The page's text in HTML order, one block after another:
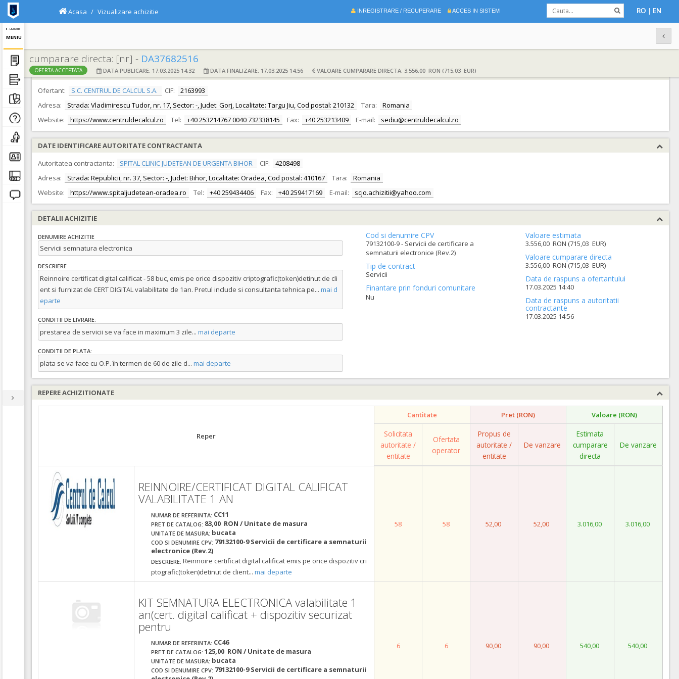
E - LICITATIE
MENIU
INREGISTRARE / RECUPERARE ACCES IN SISTEM RO | EN
Acasa Vizualizare achizitie
cumparare directa: [nr] - DA37682516
OFERTA ACCEPTATA DATA PUBLICARE: 17.03.2025 14:32 DATA FINALIZARE: 17.03.2025 14:56 VALOARE CUMPARARE DIRECTA: 3.556,00 RON (715,03 EUR)
DATE IDENTIFICARE OFERTANT
Ofertant:
S.C. CENTRUL DE CALCUL S.A. CIF:
2163993
Adresa:
Strada: Vladimirescu Tudor, nr. 17, Sector: -, Judet: Gorj, Localitate: Targu Jiu, Cod postal: 210132 Tara:
Romania
Website:
https://www.centruldecalcul.ro Tel: +40 253214767 0040 732338145 Fax: +40 253213409 E-mail: sediu@centruldecalcul.ro
DATE IDENTIFICARE AUTORITATE CONTRACTANTA
Autoritatea contractanta:
SPITAL CLINIC JUDETEAN DE URGENTA BIHOR CIF:
4208498
Adresa:
Strada: Republicii, nr. 37, Sector: -, Judet: Bihor, Localitate: Oradea, Cod postal: 410167 Tara:
Romania
Website:
https://www.spitaljudetean-oradea.ro Tel: +40 259434406 Fax: +40 259417169 E-mail: scjo.achizitii@yahoo.com
DETALII ACHIZITIE
DENUMIRE ACHIZITIE
Servicii semnatura electronica
DESCRIERE
Reinnoire certificat digital calificat - 58 buc, emis pe orice dispozitiv criptografic(token)detinut de cli
ent si furnizat de CERT DIGITAL valabilitate de 1an. Pretul include si consultanta tehnica pe... mai d
eparte
CONDITII DE LIVRARE:
prestarea de servicii se va face in maximum 3 zile... mai departe
CONDITII DE PLATA:
plata se va face cu O.P. în termen de 60 de zile d... mai departe
Cod si denumire CPV
79132100-9 - Servicii de certificare a
semnaturii electronice (Rev.2)
Tip de contract
Servicii
Finantare prin fonduri comunitare
Nu
Valoare estimata
3.556,00 RON (715,03 EUR)
Valoare cumparare directa
3.556,00 RON (715,03 EUR)
Data de raspuns a ofertantului
17.03.2025 14:40
Data de raspuns a autoritatii
contractante
17.03.2025 14:56
REPERE ACHIZITIONATE
Reper
Cantitate Pret (RON) Valoare (RON)
Solicitata
autoritate /
entitate
Ofertata
operator
Propus de
autoritate /
entitate
De vanzare
Estimata
cumparare
directa
De vanzare
REINNOIRE/CERTIFICAT DIGITAL CALIFICAT
VALABILITATE 1 AN
NUMAR DE REFERINTA: CC11
PRET DE CATALOG: 83,00 RON / Unitate de masura
UNITATE DE MASURA: bucata
COD SI DENUMIRE CPV: 79132100-9 Servicii de certificare a semnaturii
electronice (Rev.2)
DESCRIERE: Reinnoire certificat digital calificat emis pe orice dispozitiv cri
ptografic(token)detinut de client... mai departe
58 58 52,00 52,00 3.016,00 3.016,00
KIT SEMNATURA ELECTRONICA valabilitate 1
an(cert. digital calificat + dispozitiv securizat
pentru
NUMAR DE REFERINTA: CC46
PRET DE CATALOG: 125,00 RON / Unitate de masura
UNITATE DE MASURA: bucata
COD SI DENUMIRE CPV: 79132100-9 Servicii de certificare a semnaturii
6 6 90,00 90,00 540,00 540,00